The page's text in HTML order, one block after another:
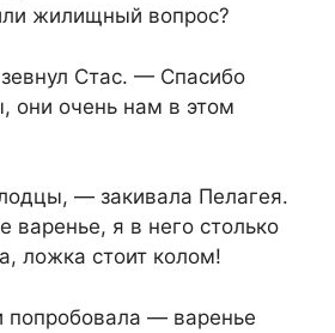
жилищный вопрос?
Стас. — Спасибо
они очень нам в этом
— закивала Пелагея.
я в него столько
ложка стоит колом!
попробовала — варенье